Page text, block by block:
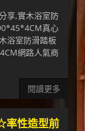
享,實木浴室防
真心
浴室防滑踏板
網路人氣商
閱讀更多
率性造型前